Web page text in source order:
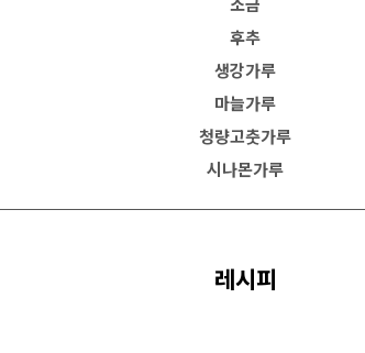
후추
생강가루
마늘가루
청량고춧가루
시나몬가루
레시피